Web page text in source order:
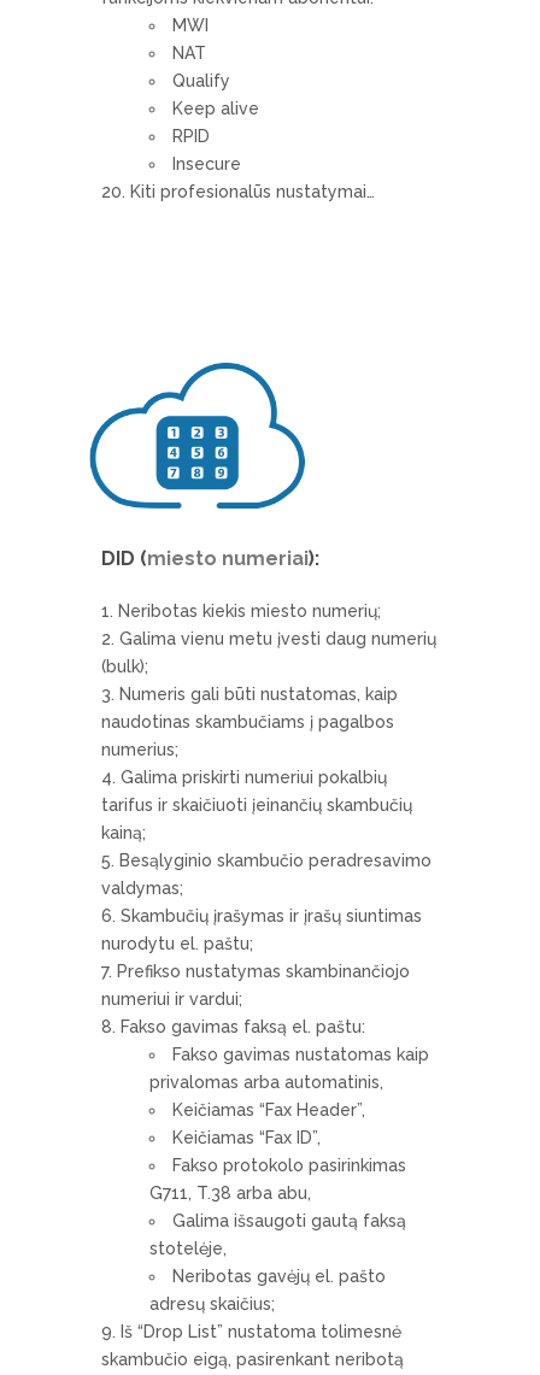
MWI
NAT
Qualify
Keep alive
RPID
Insecure
Kiti profesionalūs nustatymai…
DID (miesto numeriai):
Neribotas kiekis miesto numerių;
Galima vienu metu įvesti daug numerių
(bulk);
Numeris gali būti nustatomas, kaip
naudotinas skambučiams į pagalbos
numerius;
Galima priskirti numeriui pokalbių
tarifus ir skaičiuoti įeinančių skambučių
kainą;
Besąlyginio skambučio peradresavimo
valdymas;
Skambučių įrašymas ir įrašų siuntimas
nurodytu el. paštu;
Prefikso nustatymas skambinančiojo
numeriui ir vardui;
Fakso gavimas faksą el. paštu:
Fakso gavimas nustatomas kaip
privalomas arba automatinis,
Keičiamas “Fax Header”,
Keičiamas “Fax ID”,
Fakso protokolo pasirinkimas
G711, T.38 arba abu,
Galima išsaugoti gautą faksą
stotelėje,
Neribotas gavėjų el. pašto
adresų skaičius;
Iš “Drop List” nustatoma tolimesnė
skambučio eigą, pasirenkant neribotą